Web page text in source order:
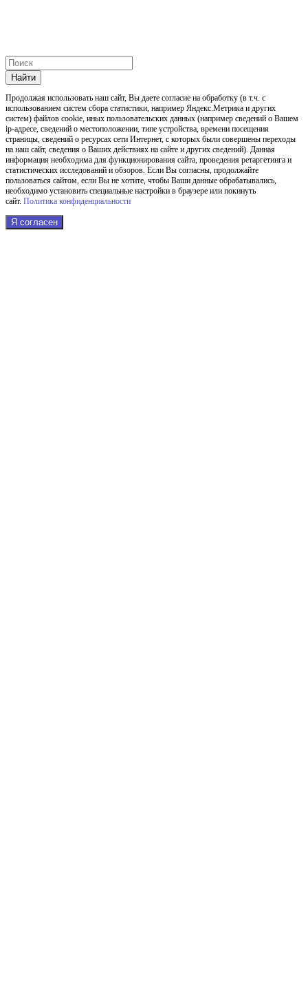
Найти
Продолжая использовать наш cайт, Вы даете согласие на обработку (в т.ч. с
использованием систем сбора статистики, например Яндекс.Метрика и других
систем) файлов cookie, иных пользовательских данных (например сведений о Вашем
ip-адресе, сведений о местоположении, типе устройства, времени посещения
страницы, сведений о ресурсах сети Интернет, с которых были совершены переходы
на наш сайт, сведения о Ваших действиях на сайте и других сведений). Данная
информация необходима для функционирования сайта, проведения ретаргетинга и
статистических исследований и обзоров. Если Вы согласны, продолжайте
пользоваться сайтом, если Вы не хотите, чтобы Ваши данные обрабатывались,
необходимо установить специальные настройки в браузере или покинуть
сайт. Политика конфиденциальности
Я согласен